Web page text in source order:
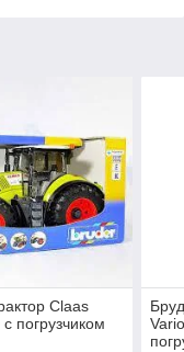
Claas
погрузчиком